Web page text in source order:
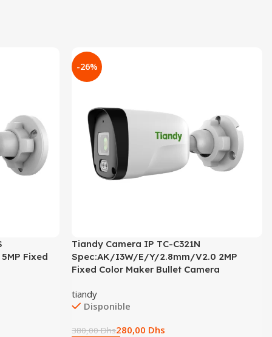
Fixed
-26%
Tiandy Camera IP TC-C321N
Spec:AK/I3W/E/Y/2.8mm/V2.0 2MP
Fixed Color Maker Bullet Camera
tiandy
Disponible
380,00Dhs280,00 Dhs